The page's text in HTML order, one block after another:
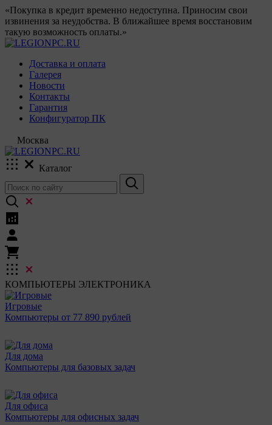
«Покупка в кредит временно недоступна. Приносим свои
извинения за неудобства. В ближайшее время восстановим
такую возможность оплаты.»
Доставка и оплата
Галерея
Новости
Контакты
Гарантия
Конфигуратор ПК
Москва
Каталог
КОМПЬЮТЕРЫ ЭЛЕКТРОНИКА
Игровые
Компьютеры от 77 890 рублей
Для дома
Компьютеры для базовых задач
Для офиса
Компьютеры для офисных задач